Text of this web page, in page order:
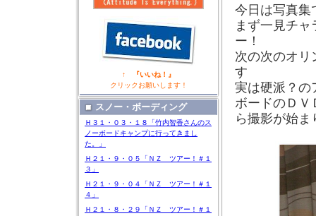
↑ 『いいね！』
クリックお願いします！
スノー・ボーディング
Ｈ３１・０３・１８「竹内智香さんのス
ノーボードキャンプに行ってきまし
た。」
Ｈ２１・９・０５「ＮＺ ツアー！＃１
３」
Ｈ２１・９・０４「ＮＺ ツアー！＃１
４」
Ｈ２１・８・２９「ＮＺ ツアー！＃１
今日は写真集
まず一見チ
ー！
次の次のオ
す
実は硬派？の
ボードのＤ
ら撮影が始ま